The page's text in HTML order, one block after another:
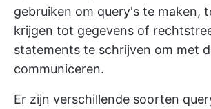
gebruiken om query's te maken,
krijgen tot gegevens of
statements te schrijven om met
communiceren.
Er zijn verschillende soorten